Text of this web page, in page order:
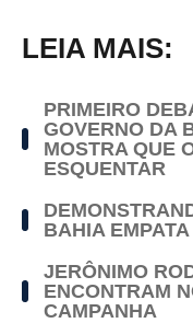
LEIA MAIS:
PRIMEIRO
GOVERNO DA
MOSTRA QUE
ESQUENTAR
BAHIA
JERÔNIMO
ENCONTRAM
CAMPANHA